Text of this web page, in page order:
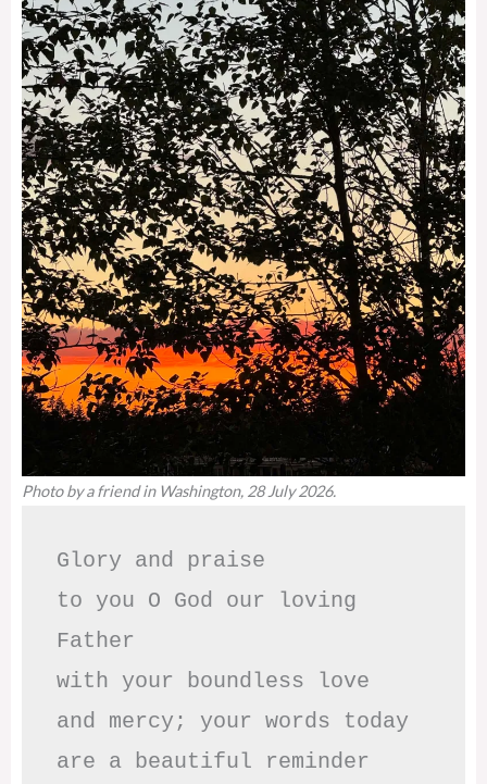
Photo by a friend in Washington, 28 July 2026.
Glory and praise
to you O God our loving
Father
with your boundless love
and mercy; your words today
are a beautiful reminder